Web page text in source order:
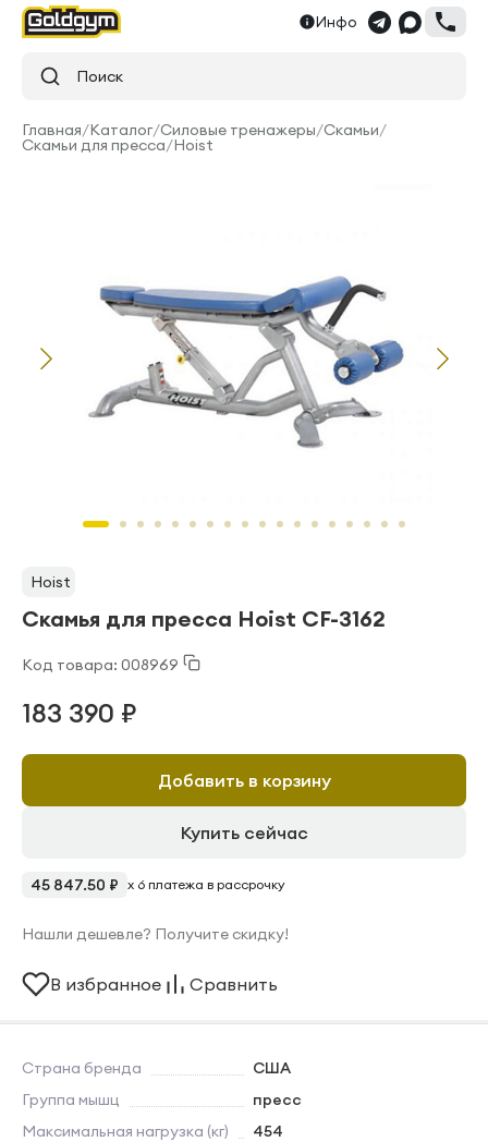
Инфо
Поиск
Главная/Каталог/Силовые тренажеры/Скамьи/
Скамьи для пресса/Hoist
Hoist
Скамья для пресса Hoist CF-3162
Код товара: 008969
Страна бренда
США
Группа мышц
пресс
Максимальная нагрузка (кг)
454
183 390 ₽
Добавить в корзину
Купить сейчас
45 847.50 ₽ x 6 платежа в рассрочку
Нашли дешевле? Получите скидку!
В избранное Сравнить